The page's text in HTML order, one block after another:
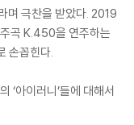
며 극찬을 받았다. 2019
곡 K.450을 연주하는
손꼽힌다.
‘아이러니’들에 대해서